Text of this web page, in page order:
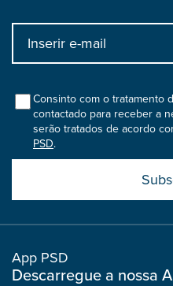
Input
bootstrap
colConsinto com o tratamento
contactado para receber a
serão tratados de acordo
PSD.
boostrap
col
App PSD
Descarregue a nossa